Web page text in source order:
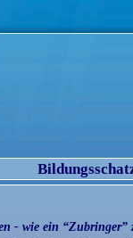
- wie ein “Zubringer”